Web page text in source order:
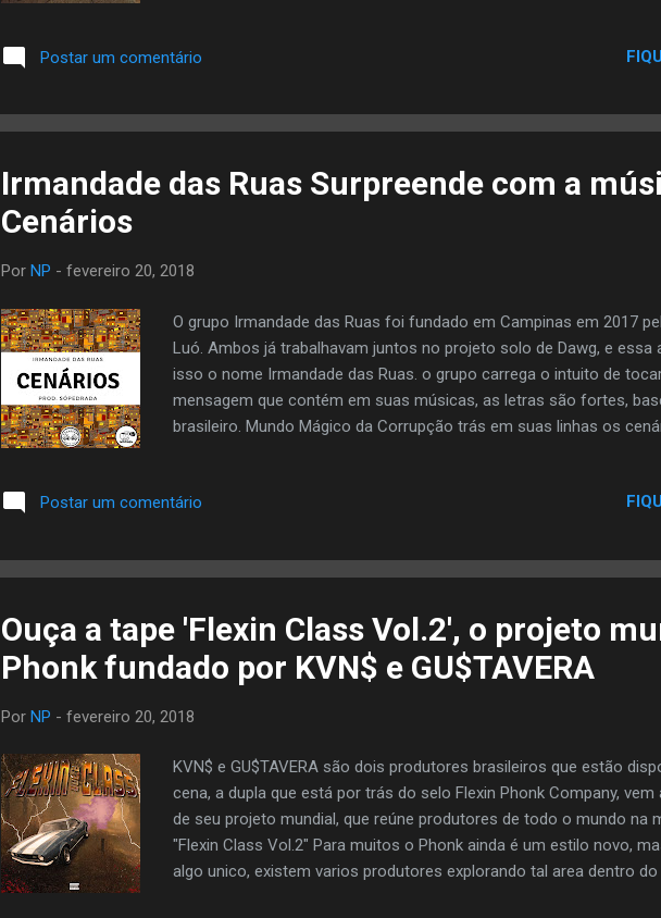
canal oficial do Crônica Mendes. Na primeira temporada, dez
lançada, quem produziu, qual álbum saiu... Sinto que precisamos
Rap Nacional para as novas gerações”, afirma Crônic...
Postar um comentário
Irmandade das Ruas Surpreende com a
Cenários
Por NP - fevereiro 20, 2018
O grupo Irmandade das Ruas foi fundado em Campinas em 2017
Luó. Ambos já trabalhavam juntos no projeto solo de Dawg, e essa
isso o nome Irmandade das Ruas. o grupo carrega o intuito de
mensagem que contém em suas músicas, as letras são fortes,
brasileiro. Mundo Mágico da Corrupção trás em suas linhas os
Postar um comentário
Ouça a tape 'Flexin Class Vol.2', o projeto
Phonk fundado por KVN$ e GU$TAVERA
Por NP - fevereiro 20, 2018
KVN$ e GU$TAVERA são dois produtores brasileiros que estão
cena, a dupla que está por trás do selo Flexin Phonk Company,
de seu projeto mundial, que reúne produtores de todo o mundo na
"Flexin Class Vol.2" Para muitos o Phonk ainda é um estilo novo,
algo unico, existem varios produtores explorando tal area dentro do